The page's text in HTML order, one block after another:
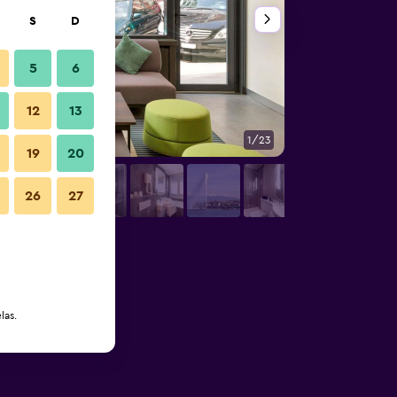
1/23
S D
5 6
12 13
19 20
26 27